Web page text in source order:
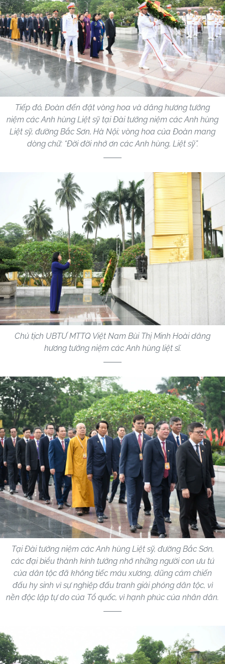
Tiếp đó, Đoàn đến đặt vòng hoa và dâng hương tưởng
niệm các Anh hùng Liệt sỹ tại Đài tưởng niệm các Anh hùng
Liệt sỹ, đường Bắc Sơn, Hà Nội; vòng hoa của Đoàn mang
dòng chữ: “Đời đời nhớ ơn các Anh hùng, Liệt sỹ”.
Chủ tịch UBTƯ MTTQ Việt Nam Bùi Thị Minh Hoài dâng
hương tưởng niệm các Anh hùng liệt sĩ.
Tại Đài tưởng niệm các Anh hùng Liệt sỹ, đường Bắc Sơn,
các đại biểu thành kính tưởng nhớ những người con ưu tú
của dân tộc đã không tiếc máu xương, dũng cảm chiến
đấu hy sinh vì sự nghiệp đấu tranh giải phóng dân tộc, vì
nền độc lập tự do của Tổ quốc, vì hạnh phúc của nhân dân.